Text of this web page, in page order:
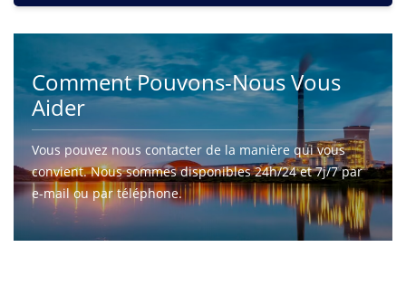
Comment Pouvons-Nous Vous
Aider
Vous pouvez nous contacter de la manière qui vous
convient. Nous sommes disponibles 24h/24 et 7j/7 par
e-mail ou par téléphone.
CONTACTEZ-NOUS